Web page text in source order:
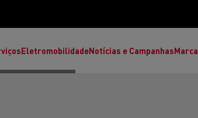
EletromobilidadeNotícias e CampanhasMarca